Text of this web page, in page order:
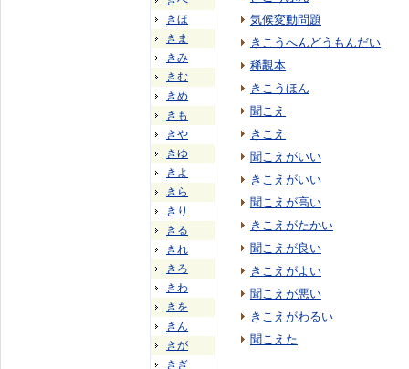
きほ
きま
きみ
きむ
きめ
きも
きや
きゆ
きよ
きら
きり
きる
きれ
きろ
きわ
きを
きん
きが
きぎ
気候変動問題
きこうへんどうもんだい
稀覯本
きこうほん
聞こえ
きこえ
聞こえがいい
きこえがいい
聞こえが高い
きこえがたかい
聞こえが良い
きこえがよい
聞こえが悪い
きこえがわるい
聞こえた